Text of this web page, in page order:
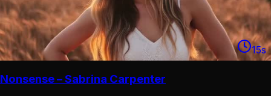
15s
Nonsense – Sabrina Carpenter